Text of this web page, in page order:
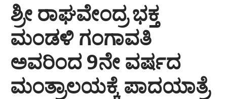
ಶ್ರೀ ರಾಘವೇಂದ್ರ ಭಕ್ತ
ಮಂಡಳಿ ಗಂಗಾವತಿ
ಅವರಿಂದ 9ನೇ ವರ್ಷದ
ಮಂತ್ರಾಲಯಕ್ಕೆ ಪಾದಯಾತ್ರೆ